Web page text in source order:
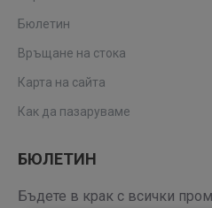
Бюлетин
Връщане на стока
Карта на сайта
Как да пазаруваме
БЮЛЕТИН
Бъдете в крак с всички